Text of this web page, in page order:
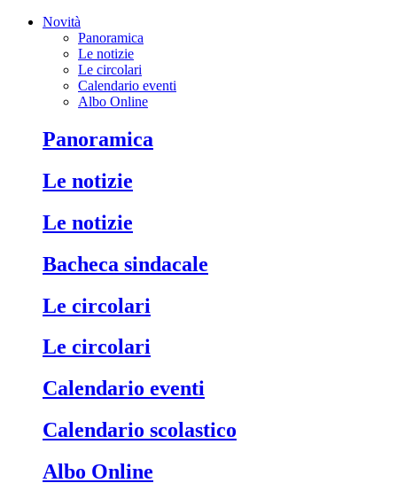
Novità
Panoramica
Le notizie
Le circolari
Calendario eventi
Albo Online
Panoramica
Le notizie
Le notizie
Bacheca sindacale
Le circolari
Le circolari
Calendario eventi
Calendario scolastico
Albo Online